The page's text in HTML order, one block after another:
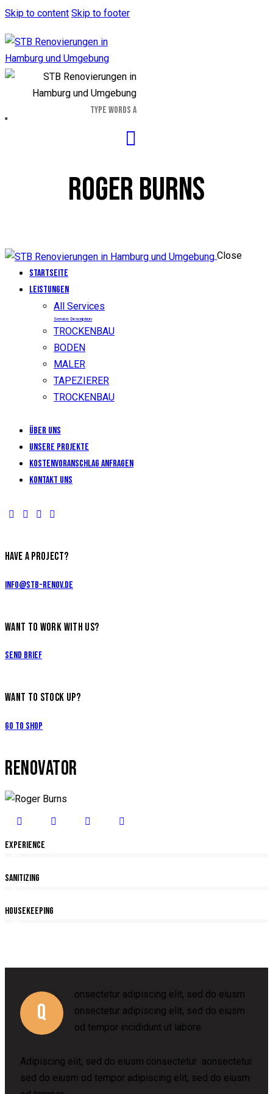
Skip to content Skip to footer
ROGER BURNS
Close
Startseite
LEISTUNGEN
All Services
Service Description
TROCKENBAU
BODEN
MALER
TAPEZIERER
TROCKENBAU
Über uns
Unsere Projekte
KOSTENVORANSCHLAG ANFRAGEN
Kontakt uns
HAVE A PROJECT?
info@stb-renov.de
WANT TO WORK WITH US?
Send Brief
WANT TO STOCK UP?
Go to Shop
RENOVATOR
Experience
Sanitizing
Housekeeping
Q
onsectetur adipiscing elit, sed do eiusm
onsectetur adipiscing elit, sed do eiusm
od tempor incididunt ut labore.
Adipiscing elit, sed do eiusm consectetur aonsectetur
sed do eiusm od tempor adipiscing elit, sed do eiusm